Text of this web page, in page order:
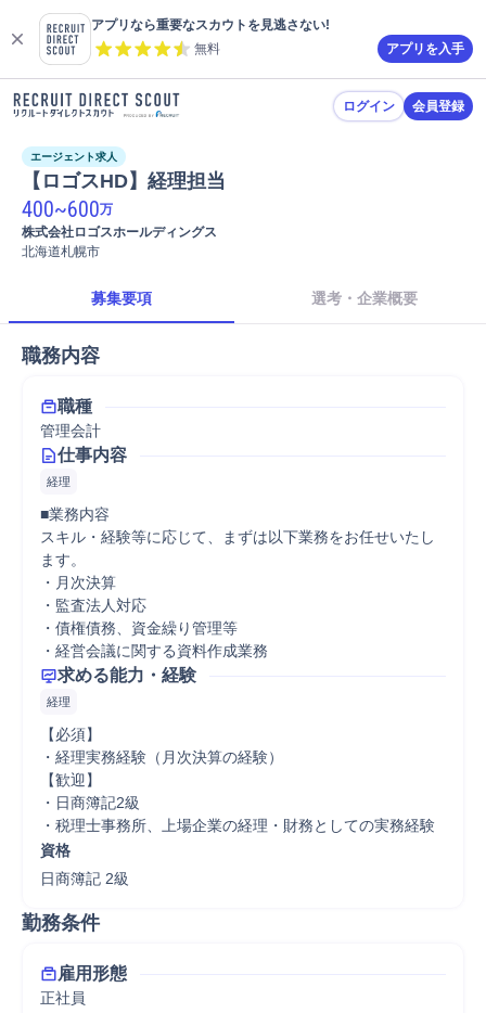
アプリなら重要なスカウトを見逃さない!
無料
アプリを入手
ログイン 会員登録
エージェント求人
【ロゴスHD】経理担当
400~600万
株式会社ロゴスホールディングス
北海道札幌市
募集要項 選考・企業概要
職務内容
職種
管理会計
仕事内容
経理
■業務内容
スキル・経験等に応じて、まずは以下業務をお任せいたし
ます。
・月次決算
・監査法人対応
・債権債務、資金繰り管理等
・経営会議に関する資料作成業務
求める能力・経験
経理
【必須】
・経理実務経験（月次決算の経験）
【歓迎】
・日商簿記2級
・税理士事務所、上場企業の経理・財務としての実務経験
資格
日商簿記 2級
勤務条件
雇用形態
正社員